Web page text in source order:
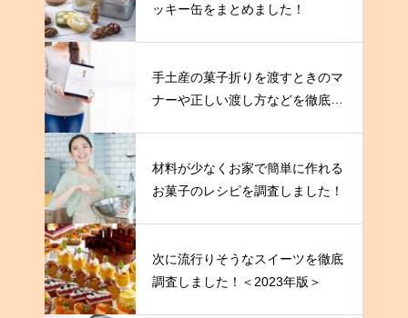
ッキー缶をまとめました！
手土産の菓子折りを渡すときのマ
ナーや正しい渡し方などを徹底解
材料が少なくお家で簡単に作れる
お菓子のレシピを調査しました！
次に流行りそうなスイーツを徹底
調査しました！＜2023年版＞